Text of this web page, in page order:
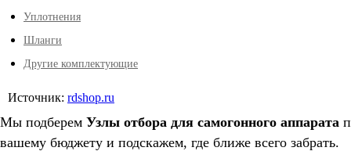
Уплотнения
Шланги
Другие комплектующие
Источник: rdshop.ru
Мы подберем Узлы отбора для самогонного аппарата
вашему бюджету и подскажем, где ближе всего забрать.